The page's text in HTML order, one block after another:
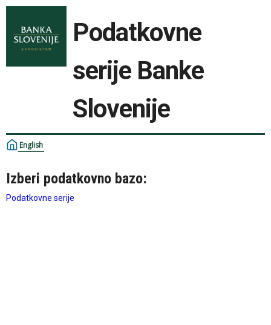
Podatkovne
serije Banke
Slovenije
English
Izberi podatkovno bazo:
Podatkovne serije